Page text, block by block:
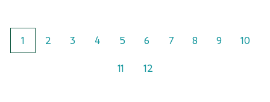
1 2 3 4 5 6 7 8 9 10
11 12